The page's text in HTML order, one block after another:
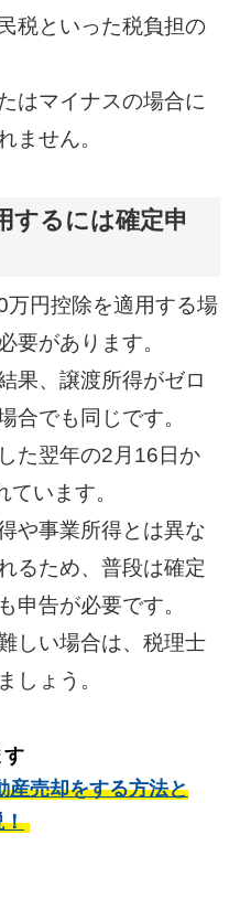
税といった税負担の
はマイナスの場合に
ません。
するには確定申
円控除を適用する場
要があります。
果、譲渡所得がゼロ
合でも同じです。
た翌年の2月16日か
います。
や事業所得とは異な
るため、普段は確定
申告が必要です。
しい場合は、税理士
しょう。
す
産売却をする方法と
！